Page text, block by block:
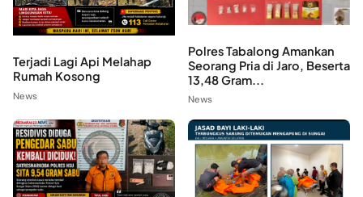
Terjadi Lagi Api Melahap
Rumah Kosong
News
Polres Tabalong Amankan
Seorang Pria di Jaro, Beserta
13,48 Gram...
News